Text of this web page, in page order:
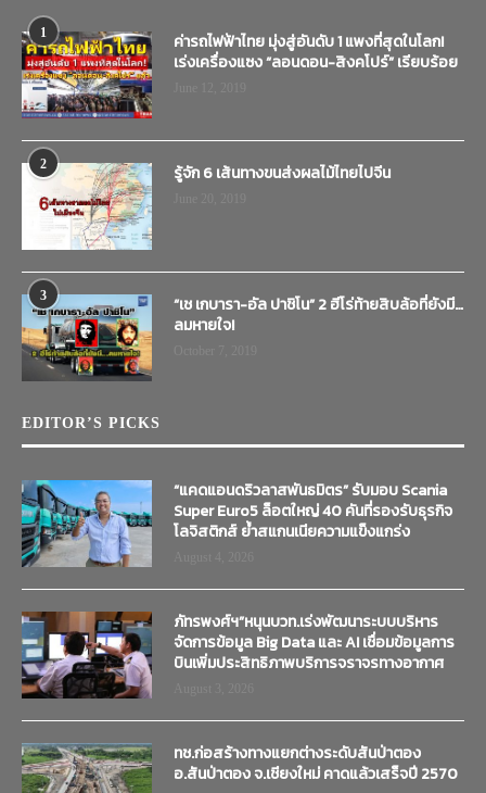
1
ค่ารถไฟฟ้าไทย มุ่งสู่อันดับ 1 แพงที่สุดในโลก!
เร่งเครื่องแซง “ลอนดอน-สิงคโปร์” เรียบร้อย
2 รู้จัก 6 เส้นทางขนส่งผลไม้ไทยไปจีน
3
“เช เกบารา-อัล ปาชิโน” 2 ฮีโร่ท้ายสิบล้อที่ยังมี…
ลมหายใจ!
EDITOR’S PICKS
“แคดแอนดริวลาสพันธมิตร” รับมอบ Scania
Super Euro5 ล็อตใหญ่ 40 คันที่รองรับธุรกิจ
โลจิสติกส์ ย้ำสแกนเนียความแข็งแกร่ง
ภัทรพงศ์ฯ”หนุนบวท.เร่งพัฒนาระบบบริหาร
จัดการข้อมูล Big Data และ AI เชื่อมข้อมูลการ
บินเพิ่มประสิทธิภาพบริการจราจรทางอากาศ
ทช.ก่อสร้างทางแยกต่างระดับสันป่าตอง
อ.สันป่าตอง จ.เชียงใหม่ คาดแล้วเสร็จปี 2570